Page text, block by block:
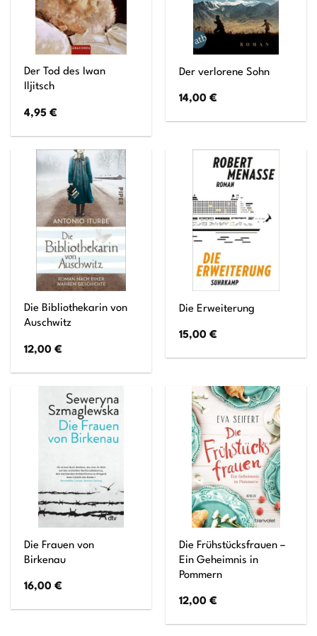
Der Tod des Iwan
Iljitsch
4,95€
Der verlorene Sohn
14,00€
Die Bibliothekarin von
Auschwitz
12,00€
Die Erweiterung
15,00€
Die Frauen von
Birkenau
16,00€
Die Frühstücksfrauen –
Ein Geheimnis in
Pommern
12,00€